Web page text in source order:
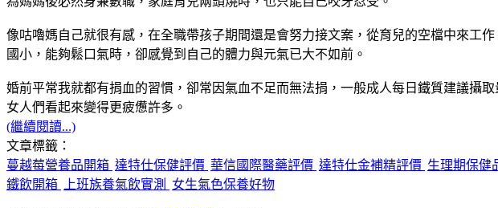
像咕嚕媽自己就很有感，在全職帶孩子期間還是會努力接文案，從育兒的空檔中來工
國小，能夠鬆口氣時，卻感覺到自己的體力與元氣已大不如前。
婚前平常我就都有捐血的習慣，卻常因氣血不足而無法捐，一般成人每日鐵質建議攝
女人們看起來變得更疲憊許多。
(繼續閱讀...)
文章標籤：
蔓越莓營養品開箱 達特仕保健評價 華信國際醫藥評價 達特仕金補精評價 生理期保健
鐵飲開箱
上班族養氣飲實測 女生氣色保養好物